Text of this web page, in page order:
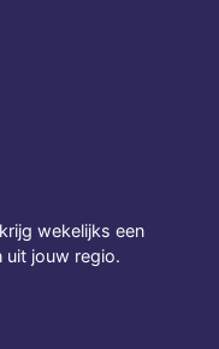
wekelijks een
uit jouw regio.